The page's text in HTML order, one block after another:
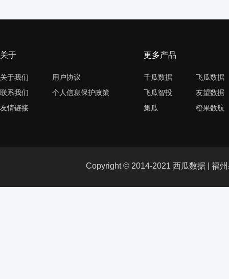
关于
关于我们
联系我们
友情链接
用户协议
个人信息保护政策
更多产品
千瓜数据
飞瓜智投
集瓜
飞瓜数据
友望数据
橙果数航
Copyright © 2014-2021 西瓜数据 | 福